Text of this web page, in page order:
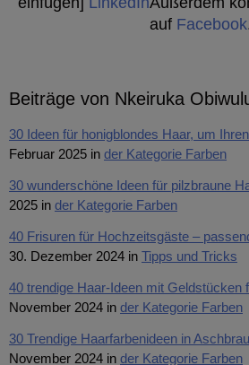
auf Facebook
Beiträge von Nkeiruka
30 Ideen für honigblondes Haar, um
Februar 2025 in der Kategorie Farben
30 wunderschöne Ideen für pilzbraune
2025 in der Kategorie Farben
40 Frisuren für Hochzeitsgäste –
30. Dezember 2024 in Tipps und Tricks
40 trendige Haar-Ideen mit Geldstücken
November 2024 in der Kategorie Farben
30 Trendige Haarfarbenideen in
November 2024 in der Kategorie Farben